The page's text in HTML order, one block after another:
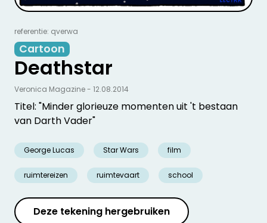
referentie: qverwa
Cartoon
Deathstar
Titel: "Minder glorieuze momenten uit 't bestaan
van Darth Vader"
George Lucas Star Wars film
ruimtereizen ruimtevaart school
Veronica Magazine - 12.08.2014
Deze tekening hergebruiken